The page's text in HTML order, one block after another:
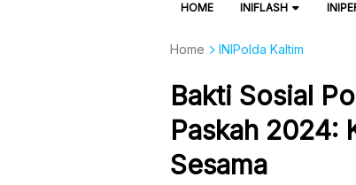
HOME INIFLASH
Home INIPolda Kaltim
Bakti Sosial
Paskah 2024:
Sesama